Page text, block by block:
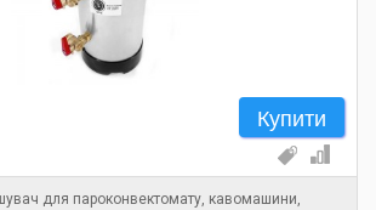
Купити
для пароконвектомату, кавомашини,